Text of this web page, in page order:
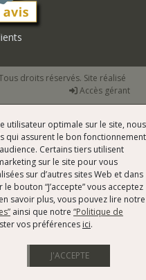
droits réservés. Site réalisé
Accès gérant
utilisateur optimale sur le site, nous
qui assurent le bon fonctionnement
Certains tiers utilisent
sur le site pour vous
sur d’autres sites Web et dans
bouton “J’accepte” vous acceptez
savoir plus, vous pouvez lire notre
ainsi que notre “Politique de
vos préférences ici.
J'ACCEPTE